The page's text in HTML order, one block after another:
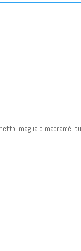
maglia e macramé: